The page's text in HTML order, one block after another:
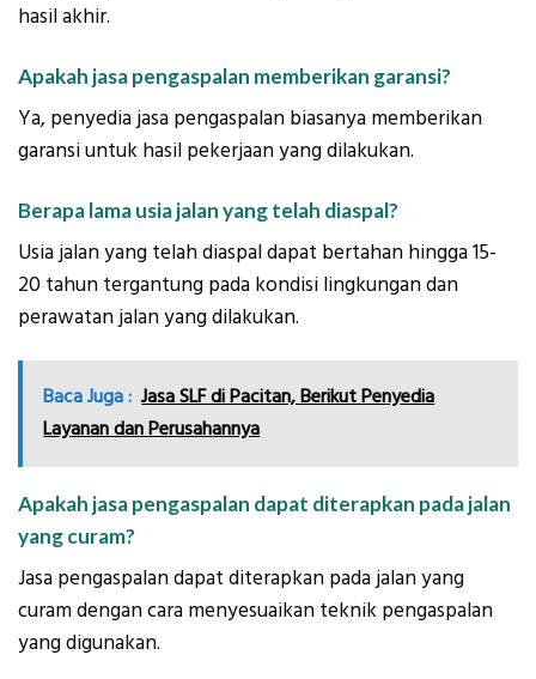
hasil akhir.
Apakah jasa pengaspalan memberikan garansi?
Ya, penyedia jasa pengaspalan biasanya memberikan
garansi untuk hasil pekerjaan yang dilakukan.
Berapa lama usia jalan yang telah diaspal?
Usia jalan yang telah diaspal dapat bertahan hingga 15-
20 tahun tergantung pada kondisi lingkungan dan
perawatan jalan yang dilakukan.
Baca Juga : Jasa SLF di Pacitan, Berikut Penyedia
Layanan dan Perusahannya
Apakah jasa pengaspalan dapat diterapkan pada jalan
yang curam?
Jasa pengaspalan dapat diterapkan pada jalan yang
curam dengan cara menyesuaikan teknik pengaspalan
yang digunakan.